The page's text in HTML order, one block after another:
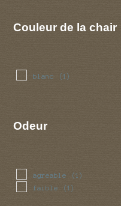
Couleur de la chair
blanc (1)
Odeur
agreable (1)
faible (1)